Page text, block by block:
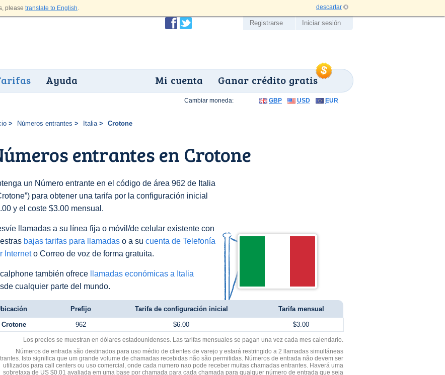
please translate to English. descartar
Ayuda Ganar crédito gratis
Mi cuenta
Registrarse Iniciar sesión
Números entrantes Italia Crotone
entrantes en Crotone
un Número entrante en el código de área 962 de Italia
para obtener una tarifa por la configuración inicial
y el coste $3.00 mensual.
llamadas a su línea fija o móvil/de celular existente con
bajas tarifas para llamadas o a su cuenta de Telefonía
Interneto Correo de voz de forma gratuita.
también ofrece
llamadas económicas a Italia
cualquier parte del mundo.
Cambiar moneda: GBP USD EUR
Prefijo Tarifa de configuración inicial Tarifa mensual
Crotone 962 $6.00 $3.00
Los precios se muestran en dólares estadounidenses. Las tarifas mensuales se pagan una vez cada mes calendario.
Números de entrada são destinados para uso médio de clientes de varejo y estará restringido a 2 llamadas simultáneas
Isto significa que um grande volume de chamadas recebidas não são permitidas. Números de entrada não devem ser
utilizados para call centers ou uso comercial, onde cada numero nao pode receber muitas chamadas entrantes. Haverá uma
sobretaxa de US $0.01 avaliada em uma base por chamada para cada chamada para qualquer número de entrada que seja